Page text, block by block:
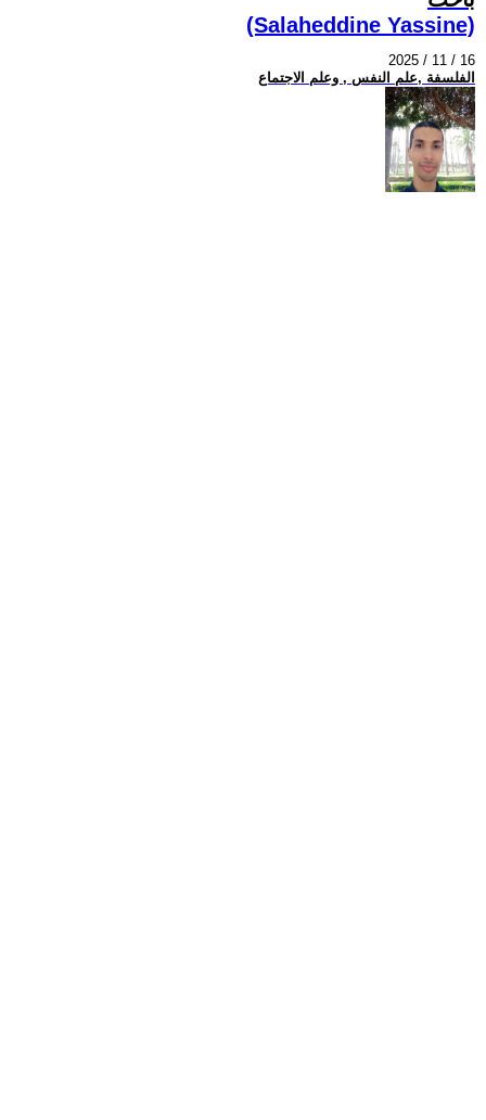
(Salaheddine Yassine)
2025 / 11 / 16
الفلسفة ,علم النفس , وعلم الاجتماع